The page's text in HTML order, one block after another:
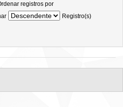
registros por
Registro(s)